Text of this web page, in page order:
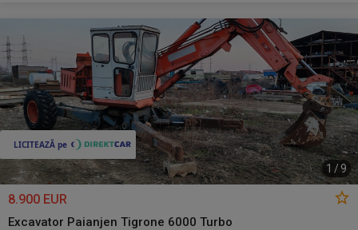
1 /9
8.900 EUR
Excavator Paianjen Tigrone 6000 Turbo